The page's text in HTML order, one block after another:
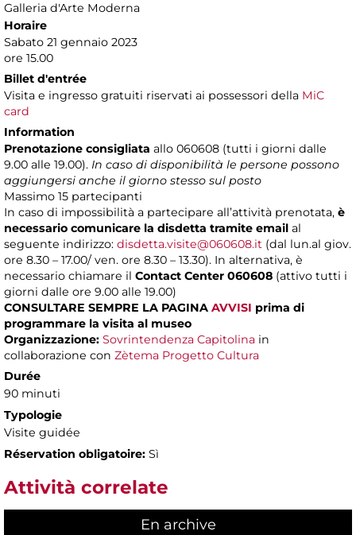
Galleria d'Arte Moderna
Horaire
Sabato 21 gennaio 2023
ore 15.00
Billet d'entrée
Visita e ingresso gratuiti riservati ai possessori della MiC
card
Information
Prenotazione consigliata allo 060608 (tutti i giorni dalle
9.00 alle 19.00). In caso di disponibilità le persone possono
aggiungersi anche il giorno stesso sul posto
Massimo 15 partecipanti
In caso di impossibilità a partecipare all’attività prenotata, è
necessario comunicare la disdetta tramite email al
seguente indirizzo: disdetta.visite@060608.it (dal lun.al giov.
ore 8.30 – 17.00/ ven. ore 8.30 – 13.30). In alternativa, è
necessario chiamare il Contact Center 060608 (attivo tutti i
giorni dalle ore 9.00 alle 19.00)
CONSULTARE SEMPRE LA PAGINA AVVISI prima di
programmare la visita al museo
Organizzazione: Sovrintendenza Capitolina in
collaborazione con Zètema Progetto Cultura
Durée
90 minuti
Typologie
Visite guidée
Réservation obligatoire: Sì
Attività correlate
En archive